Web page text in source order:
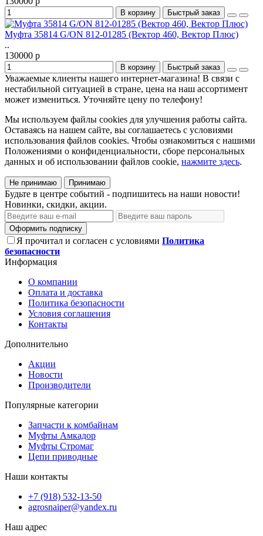
В корзину Быстрый заказ
Муфта 35814 G/ON 812-01285 (Вектор 460, Вектор Плюс)
..
130000 р
В корзину Быстрый заказ
Уважаемые клиенты нашего интернет-магазина! В связи с
нестабильной ситуацией в стране, цена на наш ассортимент
может измениться. Уточняйте цену по телефону!
Мы используем файлы cookies для улучшения работы сайта.
Оставаясь на нашем сайте, вы соглашаетесь с условиями
использования файлов cookies. Чтобы ознакомиться с нашими
Положениями о конфиденциальности, сборе персональных
данных и об использовании файлов cookie, нажмите здесь.
Не принимаю Принимаю
Будьте в центре событий - подпишитесь на наши новости!
Новинки, скидки, акции.
Оформить подписку
Я прочитал и согласен с условиями Политика
безопасности
Информация
О компании
Оплата и доставка
Политика безопасности
Условия соглашения
Контакты
Дополнительно
Акции
Новости
Производители
Популярные категории
Запчасти к комбайнам
Муфты Амкадор
Муфты Стромаг
Цепи приводные
Наши контакты
+7 (918) 532-13-50
agrosnaiper@yandex.ru
Наш адрес